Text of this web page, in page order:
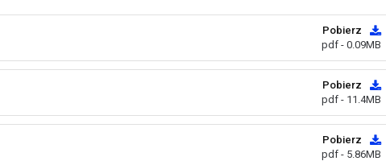
Pobierz
pdf - 0.09MB
Pobierz
pdf - 11.4MB
Pobierz
pdf - 5.86MB